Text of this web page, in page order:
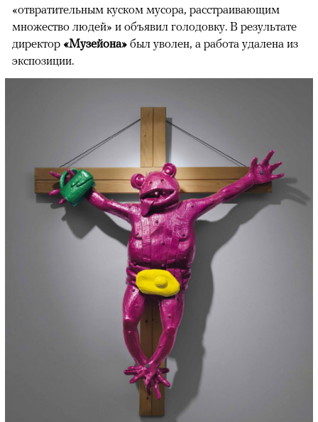
«отвратительным куском мусора, расстраивающим
множество людей» и объявил голодовку. В результате
директор «Музейона» был уволен, а работа удалена из
экспозиции.